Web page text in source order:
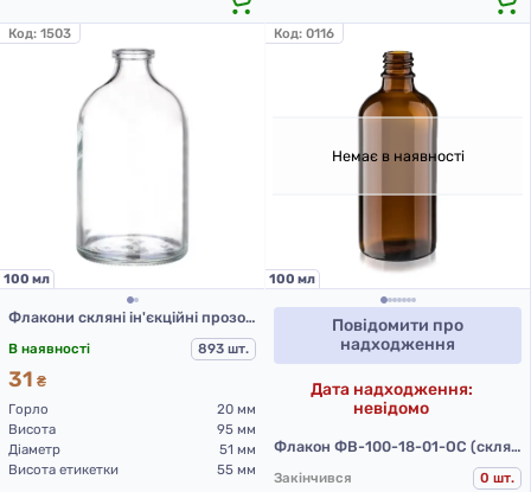
Код: 1503
100 мл
Флакони скляні ін'єкційні прозорі для Л-З, 100 мл, тип 2
В наявності 893 шт.
31 ₴
Горло
20 мм
Висота
95 мм
Діаметр
51 мм
Висота етикетки
55 мм
Немає в наявності
Код: 0116
100 мл
Повідомити про
надходження
Дата надходження:
невідомо
Флакон ФВ-100-18-01-ОС (скляні флакони 100 мл)
Закінчився 0 шт.